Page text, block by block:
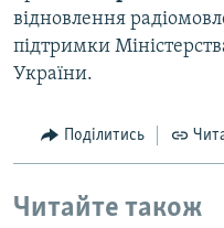
відновлення
підтримки
України.
Поділитись
Читайте також